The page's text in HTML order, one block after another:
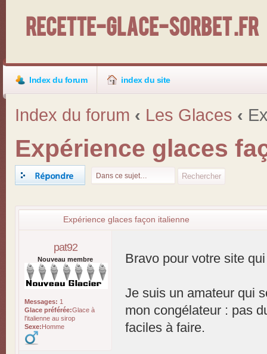
Recette-Glace-Sorbet .fr
Index du forum index du site
Index du forum ‹ Les Glaces ‹
Expérience glaces
Expérience glaces façon italienne
pat92
Nouveau membre
Messages: 1
Glace préférée:Glace à
l'italienne au sirop
Sexe:Homme
Bravo pour votre site
Je suis un amateur qui
mon congélateur : pas
faciles à faire.